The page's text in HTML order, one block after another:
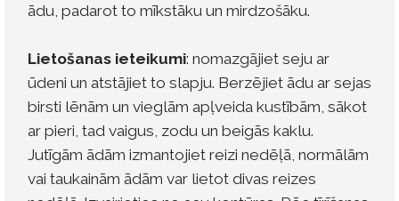
ādu, padarot to mīkstāku un mirdzošāku.
Lietošanas ieteikumi: nomazgājiet seju ar
ūdeni un atstājiet to slapju. Berzējiet ādu ar sejas
birsti lēnām un vieglām apļveida kustībām, sākot
ar pieri, tad vaigus, zodu un beigās kaklu.
Jutīgām ādām izmantojiet reizi nedēļā, normālām
vai taukainām ādām var lietot divas reizes